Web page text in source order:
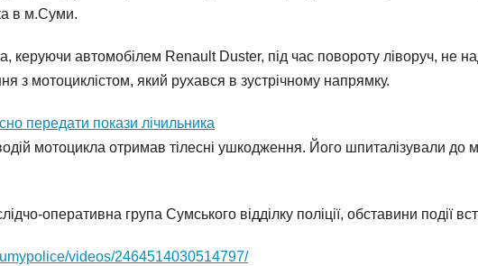
в м.Суми.
керуючи автомобілем Renault Duster, під час повороту ліворуч, не
з мотоциклістом, який рухався в зустрічному напрямку.
передати покази лічильника
мотоцикла отримав тілесні ушкодження. Його шпиталізували до
оперативна група Сумського відділку поліції, обставини події
videos/2464514030514797/